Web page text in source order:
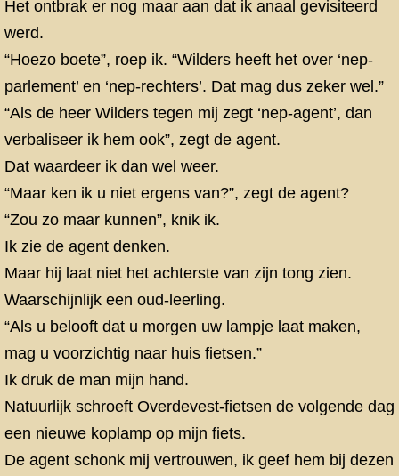
Het ontbrak er nog maar aan dat ik anaal gevisiteerd
werd.
“Hoezo boete”, roep ik. “Wilders heeft het over ‘nep-
parlement’ en ‘nep-rechters’. Dat mag dus zeker wel.”
“Als de heer Wilders tegen mij zegt ‘nep-agent’, dan
verbaliseer ik hem ook”, zegt de agent.
Dat waardeer ik dan wel weer.
“Maar ken ik u niet ergens van?”, zegt de agent?
“Zou zo maar kunnen”, knik ik.
Ik zie de agent denken.
Maar hij laat niet het achterste van zijn tong zien.
Waarschijnlijk een oud-leerling.
“Als u belooft dat u morgen uw lampje laat maken,
mag u voorzichtig naar huis fietsen.”
Ik druk de man mijn hand.
Natuurlijk schroeft Overdevest-fietsen de volgende dag
een nieuwe koplamp op mijn fiets.
De agent schonk mij vertrouwen, ik geef hem bij dezen